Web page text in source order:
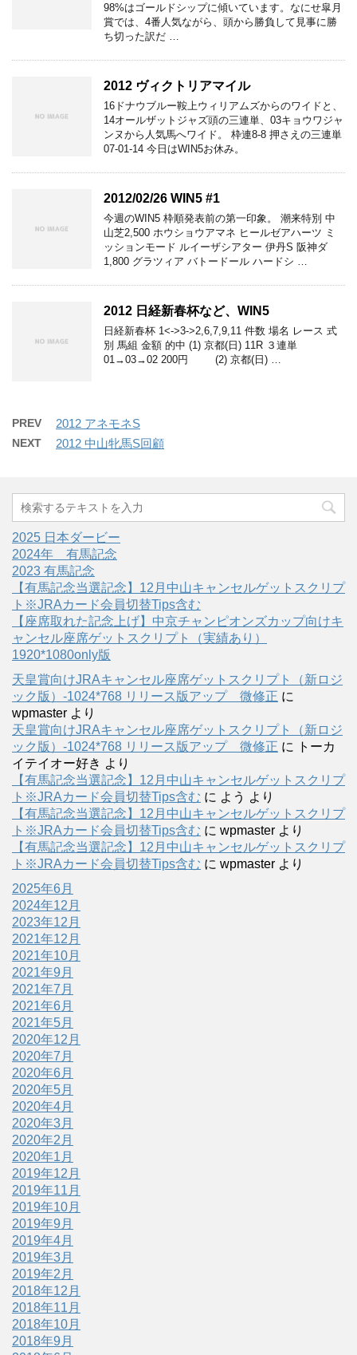
98%はゴールドシップに傾いています。なにせ皐月
賞では、4番人気ながら、頭から勝負して見事に勝
ち切った訳だ …
2012 ヴィクトリアマイル
16ドナウブルー鞍上ウィリアムズからのワイドと、
14オールザットジャズ頭の三連単、03キョウワジャ
ンヌから人気馬へワイド。 枠連8-8 押さえの三連単
07-01-14 今日はWIN5お休み。
2012/02/26 WIN5 #1
今週のWIN5 枠順発表前の第一印象。 潮来特別 中
山芝2,500 ホウショウアマネ ヒールゼアハーツ ミ
ッションモード ルイーザシアター 伊丹S 阪神ダ
1,800 グラツィア バトードール ハードシ …
2012 日経新春杯など、WIN5
日経新春杯 1<->3->2,6,7,9,11 件数 場名 レース 式
別 馬組 金額 的中 (1) 京都(日) 11R ３連単
01→03→02 200円 (2) 京都(日) …
PREV 2012 アネモネS
NEXT 2012 中山牝馬S回顧
2025 日本ダービー
2024年 有馬記念
2023 有馬記念
【有馬記念当選記念】12月中山キャンセルゲットスクリプ
ト※JRAカード会員切替Tips含む
【座席取れた記念上げ】中京チャンピオンズカップ向けキ
ャンセル座席ゲットスクリプト（実績あり）
1920*1080only版
天皇賞向けJRAキャンセル座席ゲットスクリプト（新ロジ
ック版）-1024*768 リリース版アップ 微修正 に
wpmaster より
天皇賞向けJRAキャンセル座席ゲットスクリプト（新ロジ
ック版）-1024*768 リリース版アップ 微修正 に
トーカ
イテイオー好き より
【有馬記念当選記念】12月中山キャンセルゲットスクリプ
ト※JRAカード会員切替Tips含む に よう より
【有馬記念当選記念】12月中山キャンセルゲットスクリプ
ト※JRAカード会員切替Tips含む に wpmaster より
【有馬記念当選記念】12月中山キャンセルゲットスクリプ
ト※JRAカード会員切替Tips含む に wpmaster より
2025年6月
2024年12月
2023年12月
2021年12月
2021年10月
2021年9月
2021年7月
2021年6月
2021年5月
2020年12月
2020年7月
2020年6月
2020年5月
2020年4月
2020年3月
2020年2月
2020年1月
2019年12月
2019年11月
2019年10月
2019年9月
2019年4月
2019年3月
2019年2月
2018年12月
2018年11月
2018年10月
2018年9月